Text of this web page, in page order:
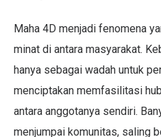
Maha 4D menjadi fenomena
minat di antara masyarakat.
hanya sebagai wadah untuk
menciptakan memfasilitasi
antara anggotanya sendiri.
menjumpai komunitas, saling